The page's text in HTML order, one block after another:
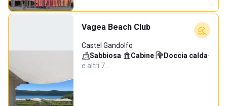
Vagea Beach Club
Castel Gandolfo
Sabbiosa· Cabine· Doccia calda·
e altri 7…